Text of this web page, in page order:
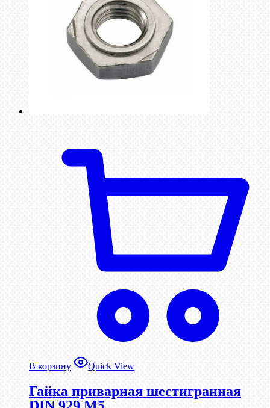
В корзину Quick View
Гайка приварная шестигранная